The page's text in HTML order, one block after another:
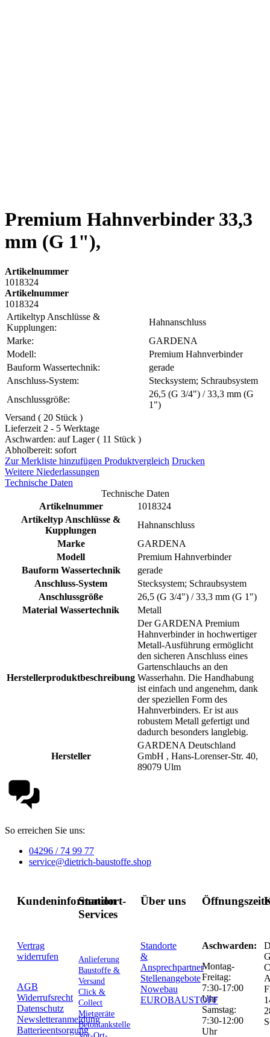
Premium Hahnverbinder 33,3
mm (G 1"),
Artikelnummer
1018324
Artikelnummer
1018324
Artikeltyp Anschlüsse &
Kupplungen:
Hahnanschluss
Marke:
GARDENA
Modell:
Premium Hahnverbinder
Bauform Wassertechnik:
gerade
Anschluss-System:
Stecksystem; Schraubsystem
Anschlussgröße:
26,5 (G 3/4") / 33,3 mm (G
1")
Versand ( 20 Stück )
Lieferzeit 2 - 5 Werktage
Aschwarden: auf Lager ( 11 Stück )
Abholbereit: sofort
Zur Merkliste hinzufügen Produktvergleich Drucken
Weitere Niederlassungen
Technische Daten
Technische Daten
Artikelnummer
1018324
Artikeltyp Anschlüsse &
Kupplungen
Hahnanschluss
Marke
GARDENA
Modell
Premium Hahnverbinder
Bauform Wassertechnik
gerade
Anschluss-System
Stecksystem; Schraubsystem
Anschlussgröße
26,5 (G 3/4") / 33,3 mm (G 1")
Material Wassertechnik
Metall
Herstellerproduktbeschreibung
Der GARDENA Premium
Hahnverbinder in hochwertiger
Metall-Ausführung ermöglicht
den sicheren Anschluss eines
Gartenschlauchs an den
Wasserhahn. Die Handhabung
ist einfach und angenehm, dank
der speziellen Form des
Hahnverbinders. Er ist aus
robustem Metall gefertigt und
dadurch besonders langlebig.
Hersteller
GARDENA Deutschland
GmbH , Hans-Lorenser-Str. 40,
89079 Ulm
So erreichen Sie uns:
04296 / 74 99 77
service@dietrich-baustoffe.shop
Kundeninformation
Vertrag
widerrufen
AGB
Widerrufsrecht
Datenschutz
Newsletteranmeldung
Batterieentsorgung
Standort-
Services
Anlieferung
Baustoffe &
Versand
Click &
Collect
Mietgeräte
Betontankstelle
Über uns
Standorte
&
Ansprechpartner
Stellenangebote
Nowebau
EUROBAUSTOFF
Aschwarden:
Montag-
Freitag:
7:30-17:00
Uhr
Samstag:
7:30-12:00
Uhr